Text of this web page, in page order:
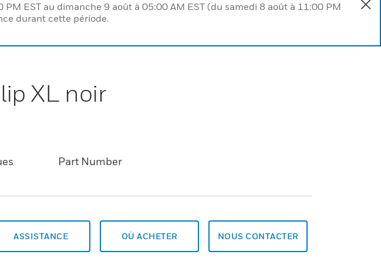
EST au dimanche 9 août à 05:00 AM EST (du samedi 8 août à 11:00 PM
durant cette période.
XL noir
Part Number
ASSISTANCE OÙ ACHETER NOUS CONTACTER